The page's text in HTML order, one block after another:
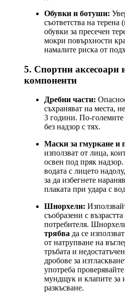
Обувки и ботуши:
съответства на терена
обувки за пресечен
мокри повърхности
намалите риска от
5. Спортни аксесоари
компоненти
Дребни части:
съхраняват на места,
3 години. По-големите
без надзор с тях.
Маски за гмуркане и
използват от лица,
освен под пряк
водата с лицето
за да избегнете
плаката при удара с
Шнорхели:
съобразени с
потребителя.
трябва да се
от натрупване на
тръбата и
дробове за
употреба
мундщук и клапите за
разкъсване.